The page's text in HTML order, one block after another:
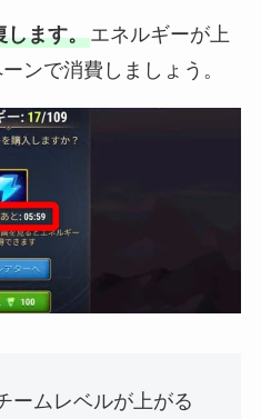
します。エネルギーが上
ンで消費しましょう。
ームレベルが上がる